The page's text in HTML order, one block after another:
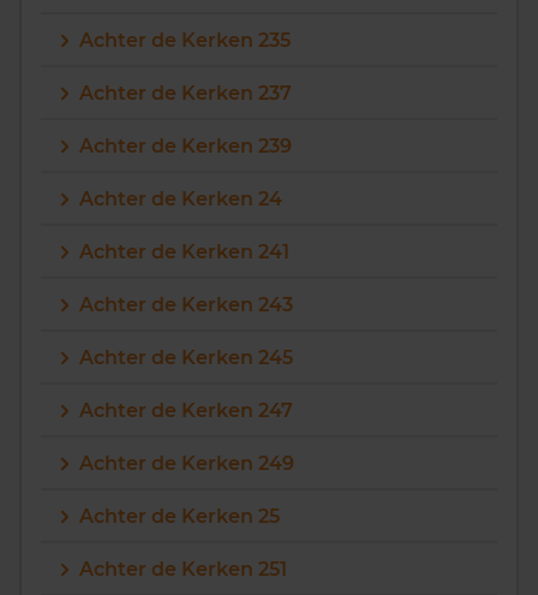
Achter de Kerken 235
Achter de Kerken 237
Achter de Kerken 239
Achter de Kerken 24
Achter de Kerken 241
Achter de Kerken 243
Achter de Kerken 245
Achter de Kerken 247
Achter de Kerken 249
Achter de Kerken 25
Achter de Kerken 251